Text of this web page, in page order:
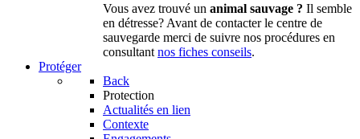
Vous avez trouvé un animal sauvage ? Il semble
en détresse? Avant de contacter le centre de
sauvegarde merci de suivre nos procédures en
consultantnos fiches conseils.
Protéger
Back
Protection
Actualités en lien
Contexte